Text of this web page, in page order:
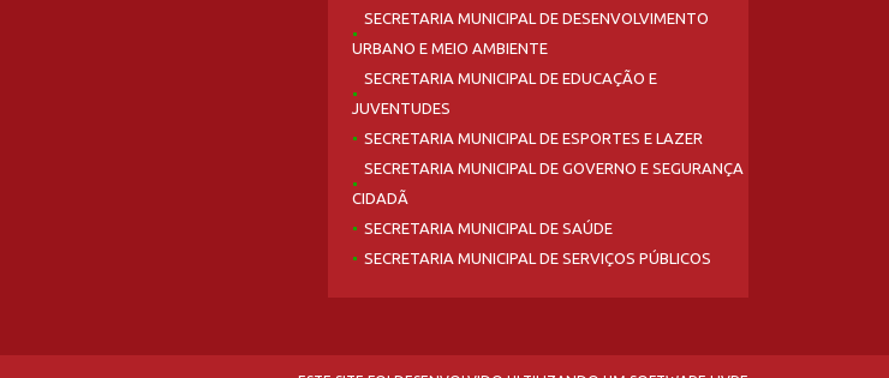
SECRETARIA MUNICIPAL DE DESENVOLVIMENTO
URBANO E MEIO AMBIENTE
SECRETARIA MUNICIPAL DE EDUCAÇÃO E
JUVENTUDES
SECRETARIA MUNICIPAL DE ESPORTES E LAZER
SECRETARIA MUNICIPAL DE GOVERNO E SEGURANÇA
CIDADÃ
SECRETARIA MUNICIPAL DE SAÚDE
SECRETARIA MUNICIPAL DE SERVIÇOS PÚBLICOS